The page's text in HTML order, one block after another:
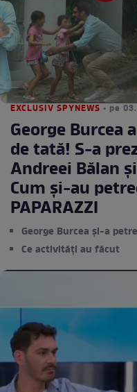
EXCLUSIV SPYNEWS • pe
George
de tată! S-a
Andreei Bălan
Cum și-au
PAPARAZZI
George Burcea și-a
Ce activități au făcut